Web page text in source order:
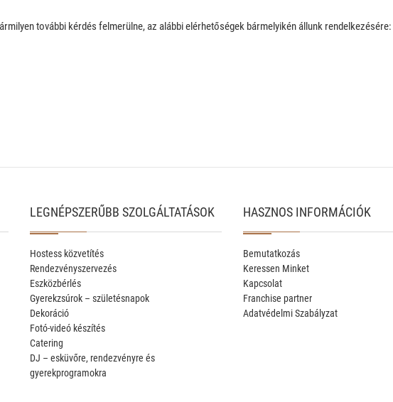
további kérdés felmerülne, az alábbi elérhetőségek bármelyikén állunk rendelkezésére:
LEGNÉPSZERŰBB SZOLGÁLTATÁSOK
Hostess közvetítés
Rendezvényszervezés
Eszközbérlés
Gyerekzsúrok – születésnapok
Dekoráció
Fotó-videó készítés
Catering
DJ – esküvőre, rendezvényre és
gyerekprogramokra
HASZNOS INFORMÁCIÓK
Bemutatkozás
Keressen Minket
Kapcsolat
Franchise partner
Adatvédelmi Szabályzat